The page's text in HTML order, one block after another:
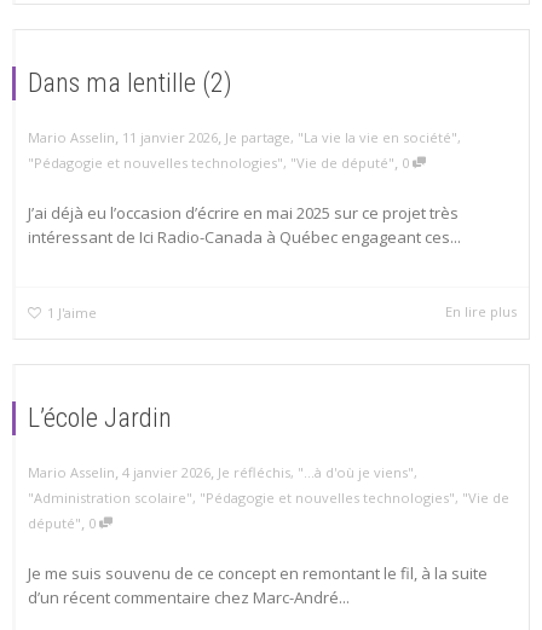
Dans ma lentille (2)
Mario Asselin, 11 janvier 2026, Je partage, "La vie la vie en société",
"Pédagogie et nouvelles technologies", "Vie de député", 0
J’ai déjà eu l’occasion d’écrire en mai 2025 sur ce projet très
intéressant de Ici Radio-Canada à Québec engageant ces...
1 J'aime En lire plus
L’école Jardin
Mario Asselin, 4 janvier 2026, Je réfléchis, "...à d'où je viens",
"Administration scolaire", "Pédagogie et nouvelles technologies", "Vie de
député", 0
Je me suis souvenu de ce concept en remontant le fil, à la suite
d’un récent commentaire chez Marc-André...